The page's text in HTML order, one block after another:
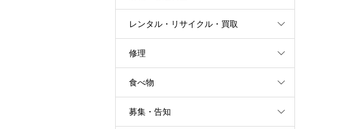
レンタル・リサイクル・買取
修理
食べ物
募集・告知